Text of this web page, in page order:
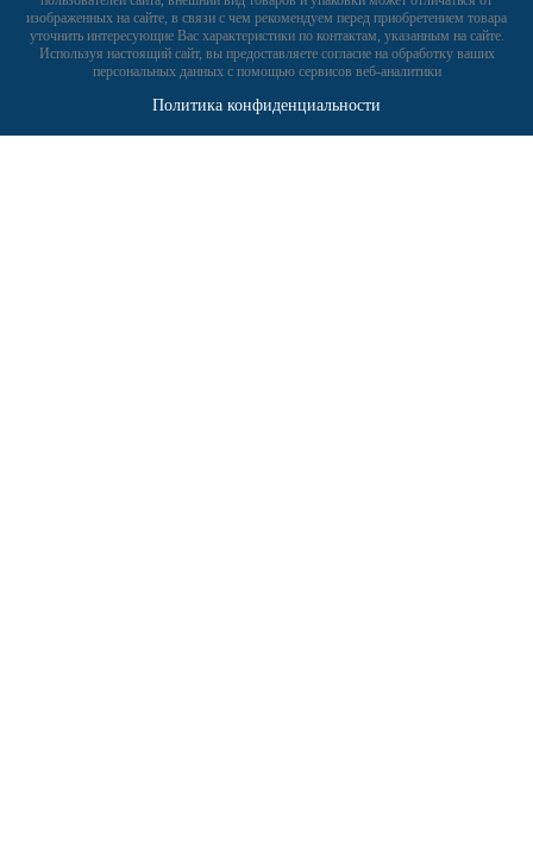
изображенных на сайте, в связи с чем рекомендуем перед приобретением товара
уточнить интересующие Вас характеристики по контактам, указанным на сайте.
Используя настоящий сайт, вы предоставляете согласие на обработку ваших
персональных данных с помощью сервисов веб-аналитики
Политика конфиденциальности